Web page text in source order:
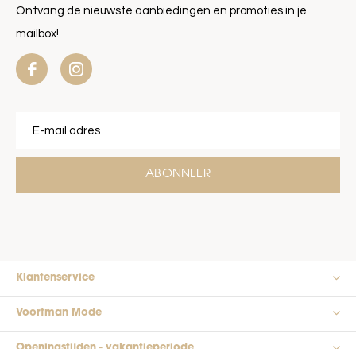
Ontvang de nieuwste aanbiedingen en promoties in je
mailbox!
ABONNEER
Klantenservice
Voortman Mode